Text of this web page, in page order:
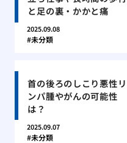
と足の裏・かかと痛
2025.09.08
未分類
首の後ろのしこり悪性リ
ンパ腫やがんの可能性
は？
2025.09.07
未分類